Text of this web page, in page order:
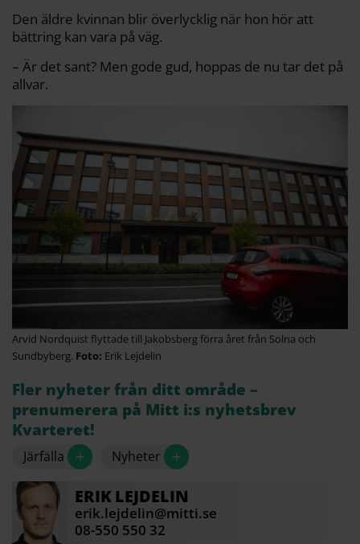
Den äldre kvinnan blir överlycklig när hon hör att
bättring kan vara på väg.
– Är det sant? Men gode gud, hoppas de nu tar det på
allvar.
Arvid Nordquist flyttade till Jakobsberg förra året från Solna och
Sundbyberg.
Erik Lejdelin
Fler nyheter från ditt område –
prenumerera på Mitt i:s nyhetsbrev
Kvarteret!
Järfälla + Nyheter +
ERIKLEJDELIN
erik.lejdelin@mitti.se
08-550 550 32